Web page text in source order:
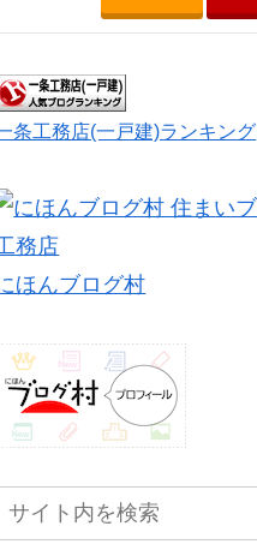
条工務店(一戸建)ランキング
ほんブログ村